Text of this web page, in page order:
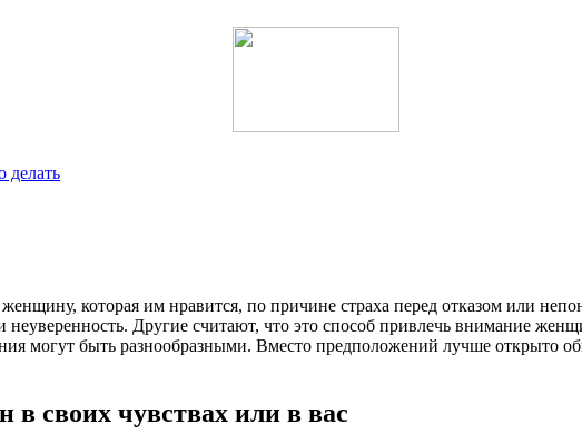
делать
которая им нравится, по причине страха перед отказом или
неуверенность. Другие считают, что это способ привлечь внимание
могут быть разнообразными. Вместо предположений лучше открыто
своих чувствах или в вас